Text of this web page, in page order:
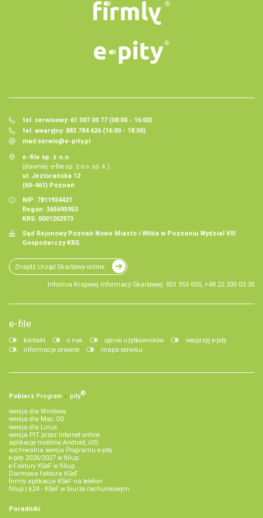
tel. serwisowy: 61 307 00 77 (08:00 - 16:00)
tel. awaryjny: 883 784 626 (16:00 - 18:00)
mail:serwis@e-pity.pl
e-file sp. z o.o.
(dawniej: e-file sp. z o.o. sp. k.)
ul. Jeziorańska 12
(60-461) Poznań
NIP: 7811934421
Regon: 365695953
KRS: 0001202973
Sąd Rejonowy Poznań Nowe Miasto i Wilda w Poznaniu Wydział VIII
Gospodarczy KRS.
Znajdź Urząd Skarbowy online
Infolinia Krajowej Informacji Skarbowej: 801 055 055, +48 22 330 03 30
e-file
kontakt o nas opinie użytkowników
wesprzyj e-pity
informacje prawne
mapa serwisu
Pobierz Program e‑pity®
wersja dla Windows
wersja dla Mac OS
wersja dla Linux
wersja PIT przez internet online
aplikacje mobilne Android, iOS
archiwalna wersja Programu e-pity
e-pity 2026/2027 w fillup
e‑Faktury KSeF w fillup
Darmowa faktura KSeF
firmly aplikacja KSeF na telefon
fillup | k24 - KSeF w biurze rachunkowym
Poradniki